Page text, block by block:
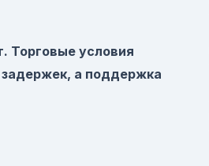
Торговые условия
а поддержка